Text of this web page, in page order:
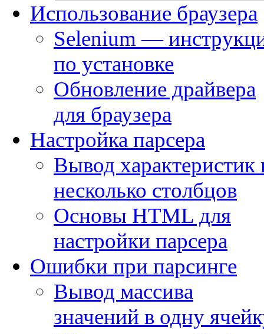
Использование браузера
Selenium —
по установке
Обновление драйвера
для браузера
Настройка парсера
Вывод характеристик
несколько столбцов
Основы HTML для
настройки парсера
Ошибки при парсинге
Вывод массива
значений в одну